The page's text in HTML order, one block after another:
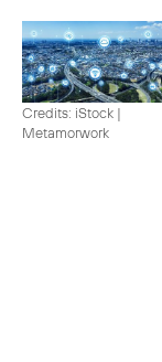
Credits: iStock |
Metamorwork